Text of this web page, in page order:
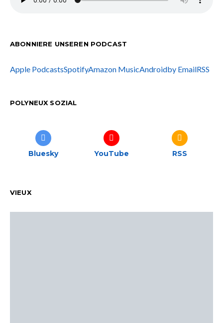
ABONNIERE UNSEREN PODCAST
Apple PodcastsSpotifyAmazon MusicAndroidby EmailRSS
POLYNEUX SOZIAL
Bluesky YouTube RSS
VIEUX